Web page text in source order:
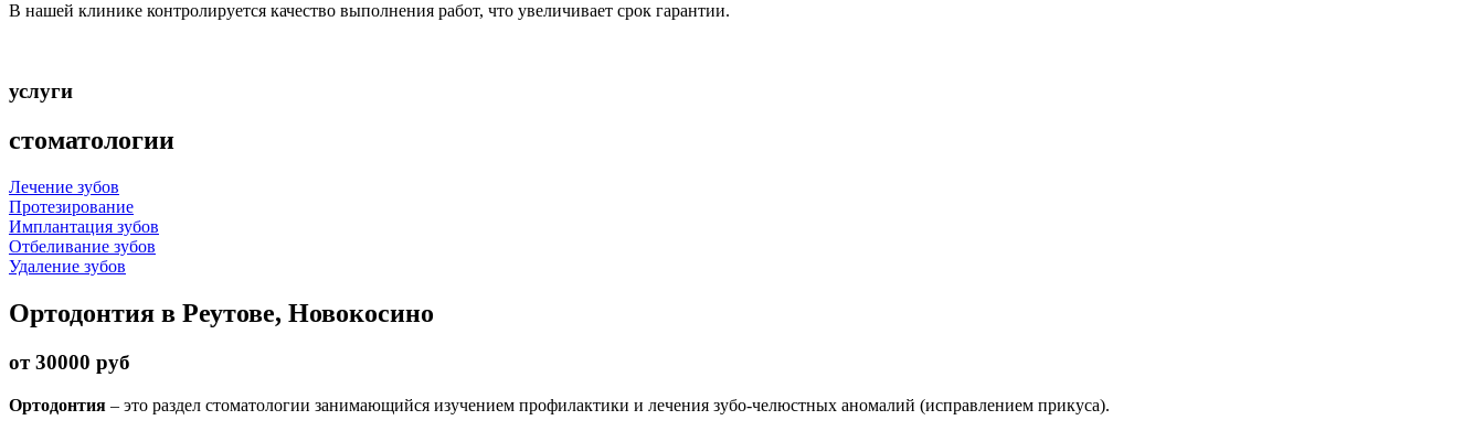
В нашей клинике контролируется качество выполнения работ, что увеличивает срок гарантии.
услуги
стоматологии
Лечение зубов
Протезирование
Имплантация зубов
Отбеливание зубов
Удаление зубов
Ортодонтия в Реутове, Новокосино
от 30000 руб
Ортодонтия – это раздел стоматологии занимающийся изучением профилактики и лечения зубо-челюстных аномалий (исправлением прикуса).